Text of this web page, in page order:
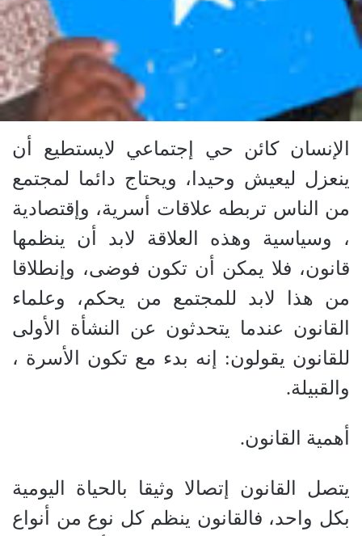
الإنسان كائن حي إجتماعي لايستطيع أن
ينعزل ليعيش وحيدا، ويحتاج دائما لمجتمع
من الناس تربطه علاقات أسرية، وإقتصادية
، وسياسية وهذه العلاقة لابد أن ينظمها
قانون، فلا يمكن أن تكون فوضى، وإنطلاقا
من هذا لابد للمجتمع من يحكم، وعلماء
القانون عندما يتحدثون عن النشأة الأولى
للقانون يقولون: إنه بدء مع تكون الأسرة ،
والقبيلة.
أهمية القانون.
يتصل القانون إتصالا وثيقا بالحياة اليومية
بكل واحد، فالقانون ينظم كل نوع من أنواع